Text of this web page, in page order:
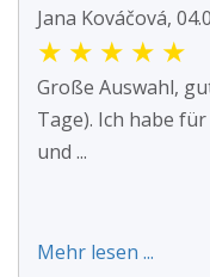
Jana Kováčová,
★ ★ ★ ★ ★
Große Auswahl,
Tage). Ich habe
und ...
Mehr lesen ...